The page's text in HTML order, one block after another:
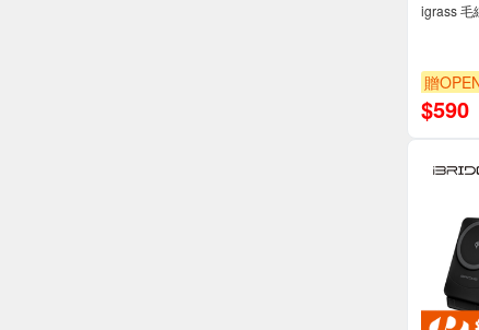
igrass 毛
贈
$590